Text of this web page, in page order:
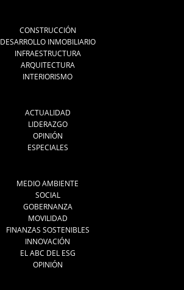
CONSTRUCCIÓN
DESARROLLO INMOBILIARIO
INFRAESTRUCTURA
ARQUITECTURA
INTERIORISMO
ACTUALIDAD
LIDERAZGO
OPINIÓN
ESPECIALES
MEDIO AMBIENTE
SOCIAL
GOBERNANZA
MOVILIDAD
FINANZAS SOSTENIBLES
INNOVACIÓN
EL ABC DEL ESG
OPINIÓN